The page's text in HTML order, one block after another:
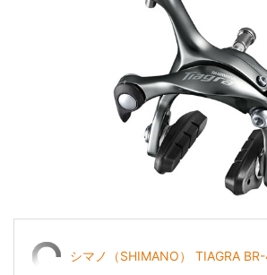
シマノ（SHIMANO） TIAGRA